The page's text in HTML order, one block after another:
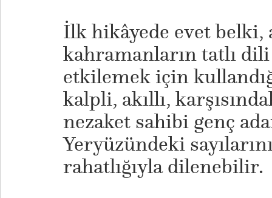
İlk hikâyede evet
kahramanların tatlı
etkilemek için
kalpli, akıllı,
nezaket sahibi genç
Yeryüzündeki
rahatlığıyla dilenebilir.